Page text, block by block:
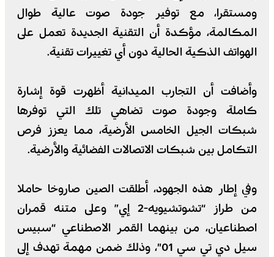
ومستقرا، مع توفير جودة صوت عالية طوال
المكالمة، مؤكدة أن التقنية الجديدة تعمل على
الهواتف الذكية الحالية دون أي تغييرات تقنية.
وأضافت أن التجارب الميدانية أظهرت قوة إشارة
كاملة وجودة صوت تضاهي تلك التي توفرها
شبكات الجيل الخامس الأرضية، مما يعزز فرص
التكامل بين شبكات الاتصالات الفضائية والأرضية.
وفي إطار هذه الجهود، أطلقت الصين صاروخا حاملا
من طراز “تشوتشيويه-2 إي” وعلى متنه قمران
اصطناعيان، من بينهما القمر الاصطناعي “سبيس
سيل دي تي سي 01″، وذلك ضمن مهمة تهدف إلى